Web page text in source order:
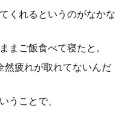
くれるというのがなかな
まご飯食べて寝たと。
然疲れが取れてないんだ
うことで、